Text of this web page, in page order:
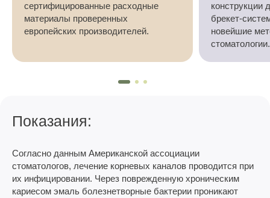
сертифицированные расходные
материалы проверенных
европейских производителей.
конструкции
брекет-
новейшие
стоматологии.
Показания:
Согласно данным Американской ассоциации
стоматологов, лечение корневых каналов проводится при
их инфицировании. Через поврежденную хроническим
кариесом эмаль болезнетворные бактерии проникают